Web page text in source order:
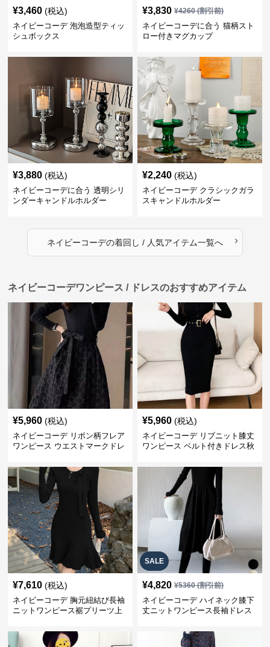
¥3,460 (税込)
ネイビーコーデ 泡泡造型ティッ
シュボックス
¥3,830 ¥4260(割引前)
ネイビーコーデに合う 猫柄スト
ロー付きマグカップ
¥3,880 (税込)
ネイビーコーデに合う 透明シリ
ンダーキャンドルホルダー
¥2,240 (税込)
ネイビーコーデ クラシックガラ
スキャンドルホルダー
ネイビーコーデの着回し / 人気アイテム一覧へ ›
ネイビーコーデワンピース / ドレスのおすすめアイテム
¥5,960 (税込)
ネイビーコーデ リボン柄フレア
ワンピース ウエストマークドレ
¥5,960 (税込)
ネイビーコーデ リブニット膝丈
ワンピース ベルト付きドレス秋
¥7,610 (税込)
ネイビーコーデ 胸元紐結び長袖
ニットワンピース裾プリーツ上
SALE
¥4,820 ¥5360(割引前)
ネイビーコーデ ハイネック膝下
丈ニットワンピース長袖ドレス